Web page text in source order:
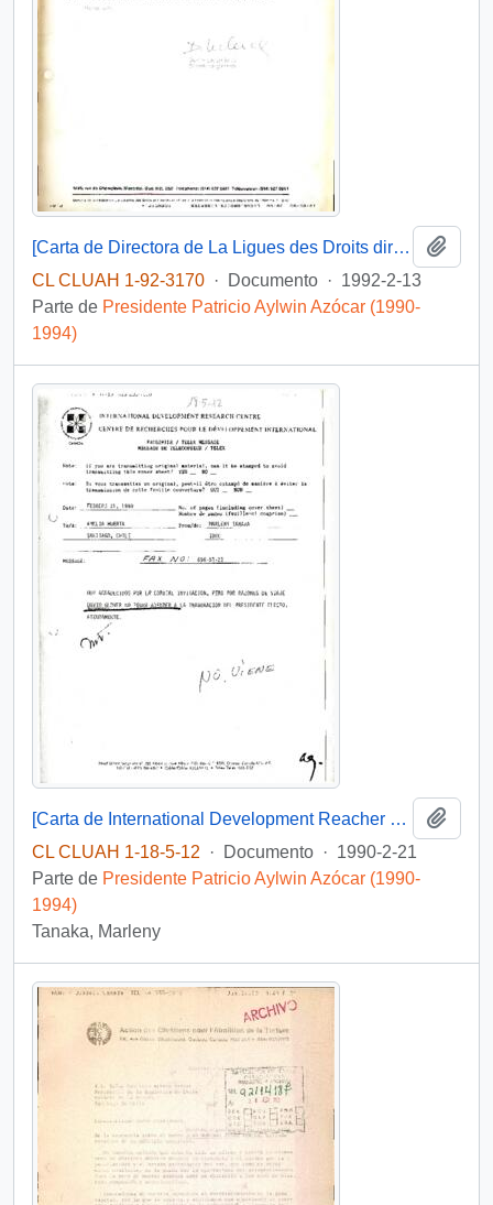
[Carta de Directora de La Ligues des Droits dirigida a Presidencia]
CL CLUAH 1-92-3170 · Documento · 1992-2-13
Parte de Presidente Patricio Aylwin Azócar (1990-
1994)
[Carta de International Development Reacher Centre, declinando invitación a ceremonia de cambio de mando].
CL CLUAH 1-18-5-12
· Documento · 1990-2-21
Parte de Presidente Patricio Aylwin Azócar (1990-
1994)
Tanaka, Marleny